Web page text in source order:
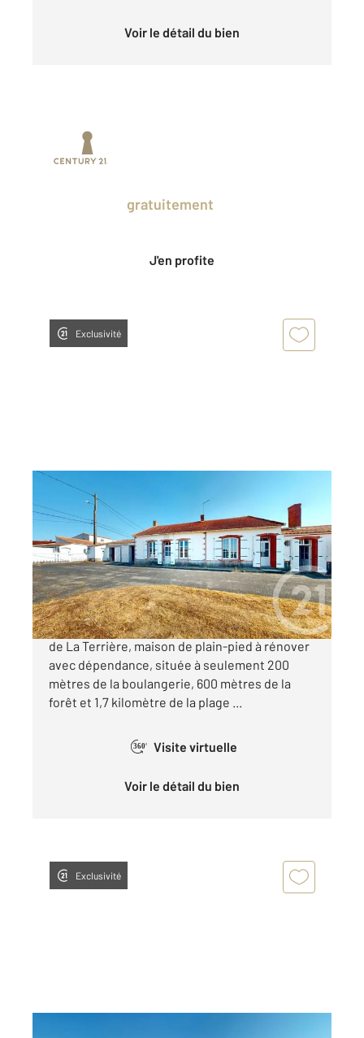
Voir le détail du bien
gratuitement
J'en profite
Exclusivité
LA TRANCHE SUR MER 85
87,95 m2, 4 pièces
Ref : 3148
Maison à vendre
259 900 €
À vendre à La Tranche sur Mer, dans le quartier
de La Terrière, maison de plain-pied à rénover
avec dépendance, située à seulement 200
mètres de la boulangerie, 600 mètres de la
forêt et 1,7 kilomètre de la plage ...
360° Visite virtuelle
Voir le détail du bien
Exclusivité